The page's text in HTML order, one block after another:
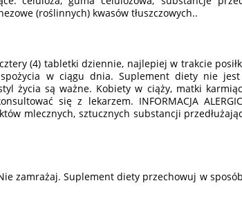
(roślinnych) kwasów tłuszczowych..
(4) tabletki dziennie, najlepiej w trakcie
w ciągu dnia. Suplement diety nie
życia są ważne. Kobiety w ciąży, matki
się z lekarzem. INFORMACJA
mlecznych, sztucznych substancji
zamrażaj. Suplement diety przechowuj w